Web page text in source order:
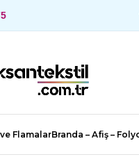
FlamalarBranda – Afiş –